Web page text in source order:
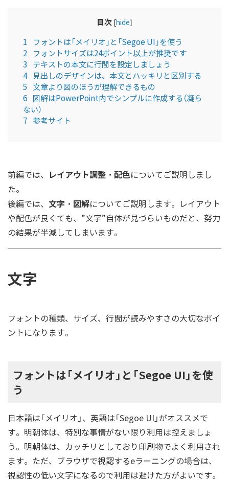
目次 [hide]
1
フォントは「メイリオ」と「Segoe UI」を使う
2
フォントサイズは24ポイント以上が推奨です
3
テキストの本文に行間を設定しましょう
4
見出しのデザインは、本文とハッキリと区別する
5
文章より図のほうが理解できるもの
6
図解はPowerPoint内でシンプルに作成する（凝ら
ない）
7 参考サイト
前編では、 レイアウト調整・配色についてご説明しまし
た。
後編では、 文字・図解についてご説明します。レイアウト
や配色が良くても、”文字”自体が見づらいものだと、努力
の結果が半減してしまいます。
文字
フォントの種類、サイズ、行間が読みやすさの大切なポイ
ントになります。
フォントは「メイリオ」と「Segoe UI」を使
う
日本語は「メイリオ」、英語は「Segoe UI」がオススメで
す。明朝体は、特別な事情がない限り利用は控えましょ
う。明朝体は、カッチリとしており印刷物でよく利用され
ます。ただ、ブラウザで視認するeラーニングの場合は、
視認性の低い文字になるので利用は避けた方がよいです。